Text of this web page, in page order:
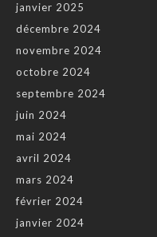
janvier 2025
décembre 2024
novembre 2024
octobre 2024
septembre 2024
juin 2024
mai 2024
avril 2024
mars 2024
février 2024
janvier 2024